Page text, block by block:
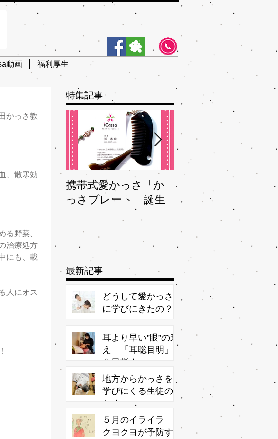
動画 福利厚生
かっさ教
、散寒効
る野菜、
治療処方
にも、載
人にオス
特集記事
携帯式愛かっさ「か
っさプレート」誕生
夏バテバテを脱つ、
秋ガサガサを予防
最新記事
どうして愛かっさ
に学びにきたの？
耳より早い”眼”の衰
え 「耳聡目明」
を目指す
地方からかっさを
学びにくる生徒の
ため
５月のイライラ
クヨクヨが予防す